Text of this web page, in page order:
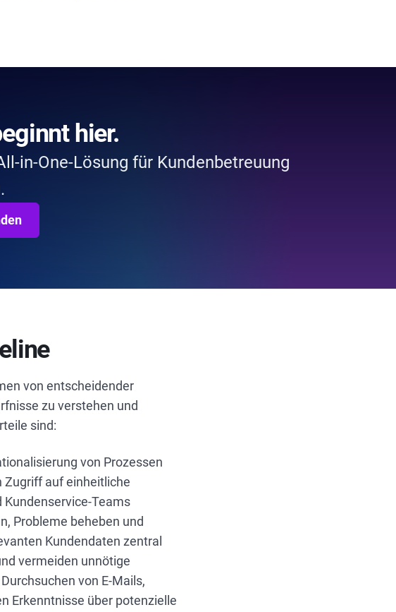
hier.
in-One-Lösung für Kundenbetreuung
von entscheidender
zu verstehen und
sind:
von Prozessen
Zugriff auf einheitliche
Teams
Probleme beheben und
Kundendaten zentral
vermeiden unnötige
von E-Mails,
Erkenntnisse über potenzielle